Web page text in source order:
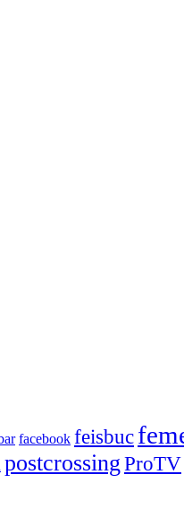
facebook feisbuc
postcrossing ProTV